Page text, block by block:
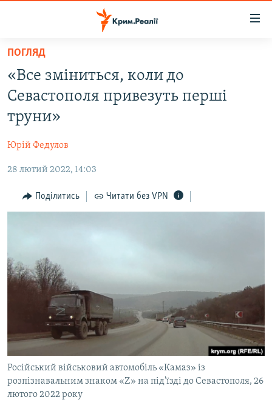
Перейти
основного
матеріалу
до
основної
навігації
Перейти
пошуку
БЛОГИ
ПОГЛЯД
ІНТЕРВ'Ю
ДЕПОРТАЦІЯ
ВІДЕОУРОКИ «ELIFBE»
СВІДЧЕННЯ ОКУПАЦІЇ
УКРАЇНСЬКА ПРОБЛЕМА КРИМУ
ЯК ОБІЙТИ БЛОКУВАННЯ
Русский
Qırımtatar
ПОГЛЯД
«Все зміниться, коли до
Севастополя привезуть перші
труни»
Юрій Федулов
28 лютий 2022, 14:03
Поділитись Читати без VPN
Російський військовий автомобіль «Камаз» із
розпізнавальним знаком «Z» на під'їзді до Севастополя, 26
лютого 2022 року